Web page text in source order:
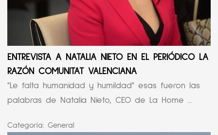
ENTREVISTA A NATALIA NIETO EN EL PERIÓDICO LA
RAZÓN COMUNITAT VALENCIANA
"Le falta humanidad y humildad" esas fueron las
palabras de Natalia Nieto, CEO de La Home ...
Categoría: General